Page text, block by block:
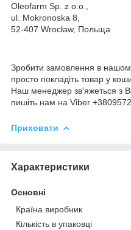
Oleofarm Sp. z o.o.,
ul. Mokronoska 8,
52-407 Wrocław, Польща
Зробити замовлення в
просто покладіть товар у
Наш менеджер зв'яжеться з
пишіть нам на Viber
Приховати
Характеристики
Основні
Країна виробник
Кількість в упаковці